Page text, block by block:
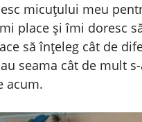
micuțului meu
place și îmi doresc
să înțeleg cât de
seama cât de mult
acum.